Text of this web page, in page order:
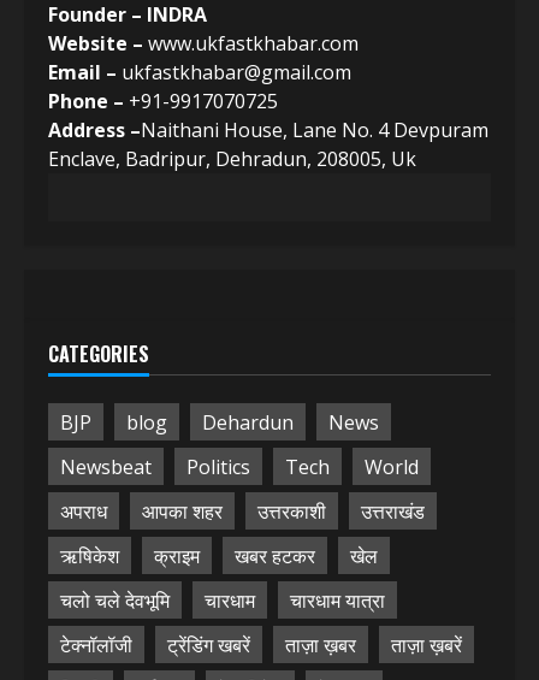
Founder – INDRA
Website – www.ukfastkhabar.com
Email – ukfastkhabar@gmail.com
Phone – +91-9917070725
Address –Naithani House, Lane No. 4 Devpuram
Enclave, Badripur, Dehradun, 208005, Uk
CATEGORIES
BJP blog Dehardun
News
Newsbeat
Politics Tech
World
अपराध
आपका शहर उत्तरकाशी
उत्तराखंड
ऋषिकेश
क्राइम खबर हटकर
खेल
चलो चले देवभूमि
चारधाम
चारधाम यात्रा
टेक्नॉलॉजी
ट्रेंडिंग खबरें ताज़ा ख़बर
ताज़ा ख़बरें